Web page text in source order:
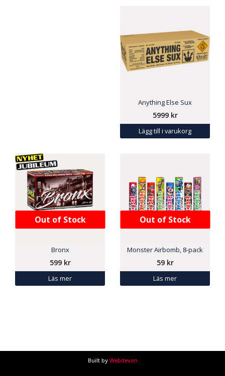
Anything Else Sux
5999 kr
Lägg till i varukorg
Out of Stock
Bronx
599 kr
Läs mer
Out of Stock
Monster Airbomb, 8-pack
59 kr
Läs mer
Built by Webdevon